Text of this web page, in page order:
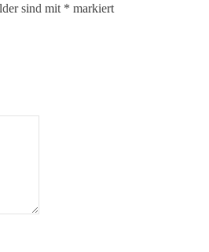
sind mit * markiert